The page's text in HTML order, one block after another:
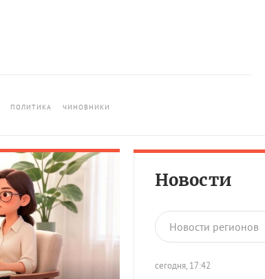
ПОЛИТИКА ЧИНОВНИКИ
Новости
Новости регионов
сегодня, 17:42